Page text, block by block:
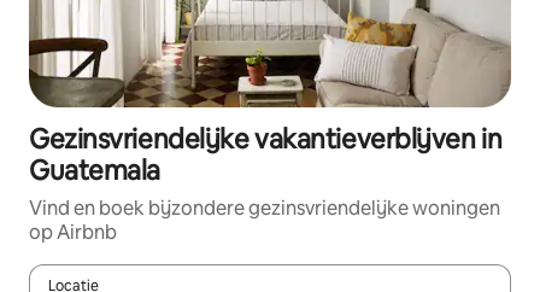
Gezinsvriendelijke vakantieverblijven in
Guatemala
Vind en boek bijzondere gezinsvriendelijke woningen
op Airbnb
Locatie